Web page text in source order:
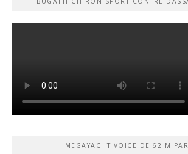
MEGAYACHT VOICE DE 62 M